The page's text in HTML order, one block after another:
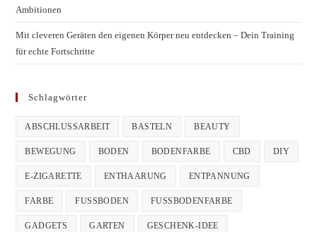
Ambitionen
Mit cleveren Geräten den eigenen Körper neu entdecken – Dein Training
für echte Fortschritte
Schlagwörter
ABSCHLUSSARBEIT BASTELN BEAUTY
BEWEGUNG BODEN BODENFARBE CBD DIY
E-ZIGARETTE ENTHAARUNG ENTPANNUNG
FARBE FUSSBODEN FUSSBODENFARBE
GADGETS GARTEN GESCHENK-IDEE